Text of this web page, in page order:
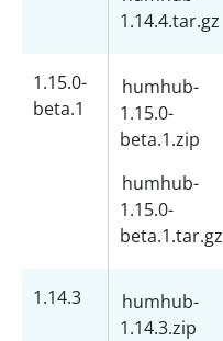
1.14.4.tar.gz
1.15.0-
beta.1
humhub-
1.15.0-
beta.1.zip
humhub-
1.15.0-
beta.1.tar.gz
1.14.3
humhub-
1.14.3.zip